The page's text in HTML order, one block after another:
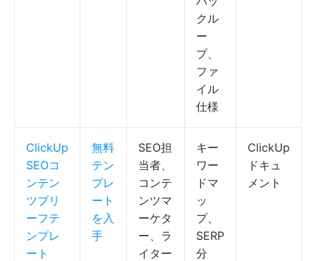
クル
ー
プ、
ファ
イル
仕様
ClickUp
SEOコ
ンテン
ツブリ
ーフテ
ンプレ
ート
無料
テン
プレ
ート
を入
手
SEO担
当者、
コンテ
ンツマ
ーケタ
ー、ラ
イター
キー
ワー
ドマ
ッ
プ、
SERP
分
ClickUp
ドキュ
メント